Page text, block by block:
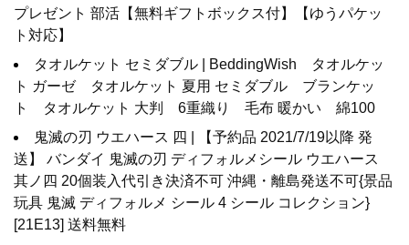
プレゼント 部活【無料ギフトボックス付】【ゆうパケッ
ト対応】
タオルケット セミダブル | BeddingWish タオルケッ
ト ガーゼ タオルケット 夏用 セミダブル ブランケッ
ト タオルケット 大判 6重織り 毛布 暖かい 綿100
鬼滅の刃 ウエハース 四 | 【予約品 2021/7/19以降 発
送】 バンダイ 鬼滅の刃 ディフォルメシール ウエハース
其ノ四 20個装入代引き決済不可 沖縄・離島発送不可{景品
玩具 鬼滅 ディフォルメ シール 4 シール コレクション}
[21E13] 送料無料